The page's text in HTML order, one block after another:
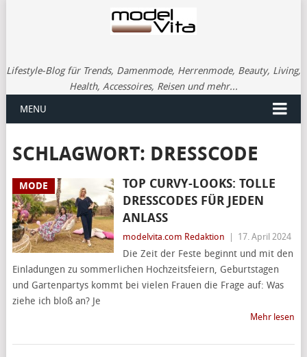
Lifestyle-Blog für Trends, Damenmode, Herrenmode, Beauty, Living,
Health, Accessoires, Reisen und mehr...
MENU
SCHLAGWORT: DRESSCODE
MODE
TOP CURVY-LOOKS: TOLLE
DRESSCODES FÜR JEDEN
ANLASS
modelvita.com Redaktion 17. April 2024
Die Zeit der Feste beginnt und mit den
Einladungen zu sommerlichen Hochzeitsfeiern, Geburtstagen
und Gartenpartys kommt bei vielen Frauen die Frage auf: Was
ziehe ich bloß an? Je
Mehr lesen